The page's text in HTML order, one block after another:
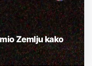
Zemlju kako